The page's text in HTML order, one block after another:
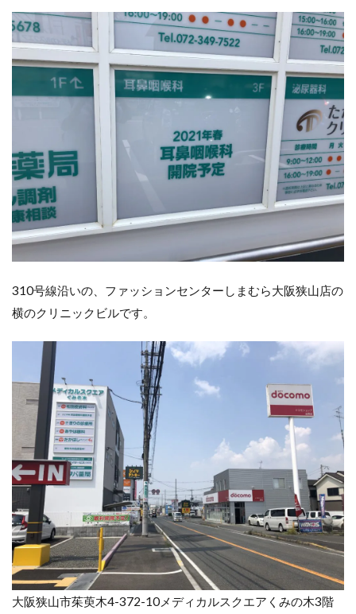
310号線沿いの、ファッションセンターしまむら大阪狭山店の
横のクリニックビルです。
大阪狭山市茱萸木4-372-10メディカルスクエアくみの木3階